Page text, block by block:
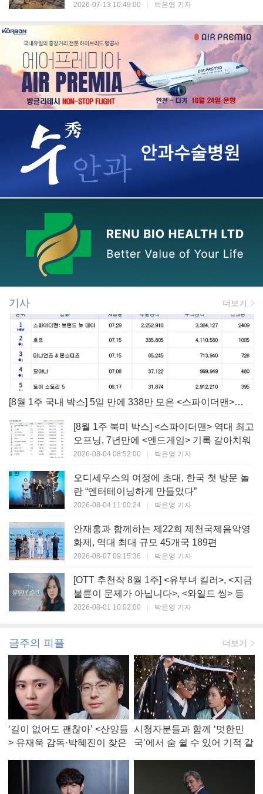
2026-07-13 10:49:00 박은영 기자
기사 더보기
[8월 1주 국내 박스] 5일 만에 338만 모은 <스파이더맨> 극장가 235% 대반등, <호프>는 400만 돌파
[8월 1주 북미 박스] <스파이더맨> 역대 최고
오프닝, 7년만에 <엔드게임> 기록 갈아치워
2026-08-04 08:52:00 | 박은영 기자
오디세우스의 여정에 초대, 한국 첫 방문 놀
란 “엔터테이닝하게 만들었다”
2026-08-04 11:00:24 | 박은영 기자
안재홍과 함께하는 제22회 제천국제음악영
화제, 역대 최대 규모 45개국 189편
2026-08-07 09:15:36 | 박은영 기자
[OTT 추천작 8월 1주] <유부녀 킬러>, <지금
불륜이 문제가 아닙니다>, <와일드 씽> 등
2026-08-01 10:02:00 | 박은영 기자
금주의 피플 더보기
‘길이 없어도 괜찮아’ <산양들
> 유재욱 감독·박혜진이 찾은
시청자분들과 함께 ‘멋한민
국’에서 숨 쉴 수 있어 기적 같